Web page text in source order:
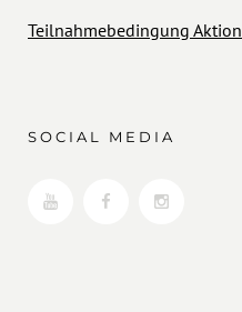
Teilnahmebedingung Aktion
SOCIAL MEDIA